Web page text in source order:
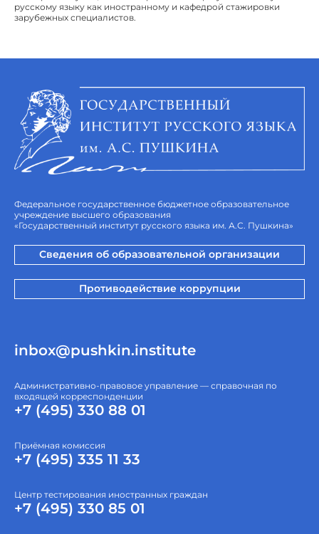
русскому языку как иностранному и кафедрой стажировки
зарубежных специалистов.
Федеральное государственное бюджетное образовательное
учреждение высшего образования
«Государственный институт русского языка им. А.С. Пушкина»
Сведения об образовательной организации
Противодействие коррупции
inbox@pushkin.institute
Административно-правовое управление — справочная по
входящей корреспонденции
+7 (495) 330 88 01
Приёмная комиссия
+7 (495) 335 11 33
Центр тестирования иностранных граждан
+7 (495) 330 85 01